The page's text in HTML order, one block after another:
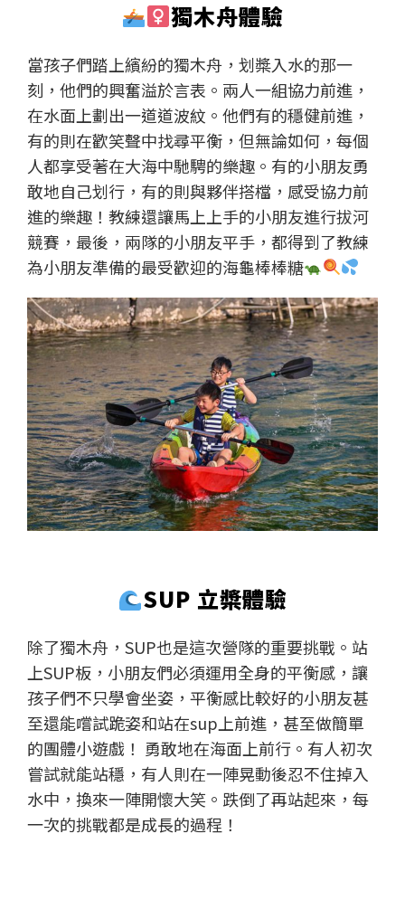
獨木舟體驗
當孩子們踏上繽紛的獨木舟，划槳入水的那一
刻，他們的興奮溢於言表。兩人一組協力前進，
在水面上劃出一道道波紋。他們有的穩健前進，
有的則在歡笑聲中找尋平衡，但無論如何，每個
人都享受著在大海中馳騁的樂趣。有的小朋友勇
敢地自己划行，有的則與夥伴搭檔，感受協力前
進的樂趣！教練還讓馬上上手的小朋友進行拔河
競賽，最後，兩隊的小朋友平手，都得到了教練
為小朋友準備的最受歡迎的海龜棒棒糖
SUP 立槳體驗
除了獨木舟，SUP也是這次營隊的重要挑戰。站
上SUP板，小朋友們必須運用全身的平衡感，讓
孩子們不只學會坐姿，平衡感比較好的小朋友甚
至還能嚐試跪姿和站在sup上前進，甚至做簡單
的團體小遊戲！ 勇敢地在海面上前行。有人初次
嘗試就能站穩，有人則在一陣晃動後忍不住掉入
水中，換來一陣開懷大笑。跌倒了再站起來，每
一次的挑戰都是成長的過程！